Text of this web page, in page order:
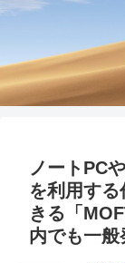
ノートPC
を利用す
きる「
内でも一般